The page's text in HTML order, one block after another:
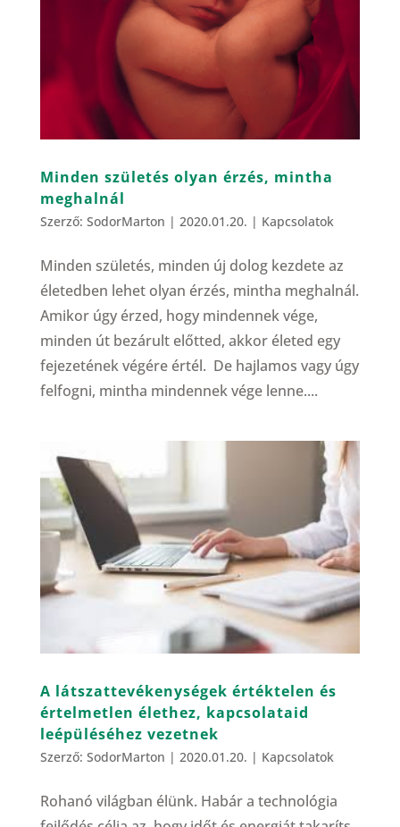
Minden születés olyan érzés, mintha
meghalnál
Szerző: SodorMarton | 2020.01.20. | Kapcsolatok
Minden születés, minden új dolog kezdete az
életedben lehet olyan érzés, mintha meghalnál.
Amikor úgy érzed, hogy mindennek vége,
minden út bezárult előtted, akkor életed egy
fejezetének végére értél. De hajlamos vagy úgy
felfogni, mintha mindennek vége lenne....
A látszattevékenységek értéktelen és
értelmetlen élethez, kapcsolataid
leépüléséhez vezetnek
Szerző: SodorMarton | 2020.01.20. | Kapcsolatok
Rohanó világban élünk. Habár a technológia